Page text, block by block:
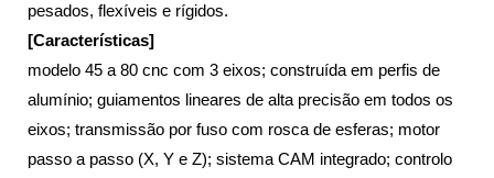
pesados, flexíveis e rígidos.
[Características]
modelo 45 a 80 cnc com 3 eixos; construída em perfis de
alumínio; guiamentos lineares de alta precisão em todos os
eixos; transmissão por fuso com rosca de esferas; motor
passo a passo (X, Y e Z); sistema CAM integrado; controlo